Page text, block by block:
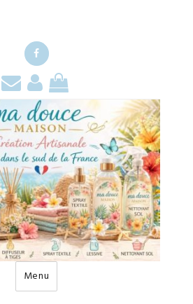
Facebook
Contact
Mon
compte
Mon
panier
Menu